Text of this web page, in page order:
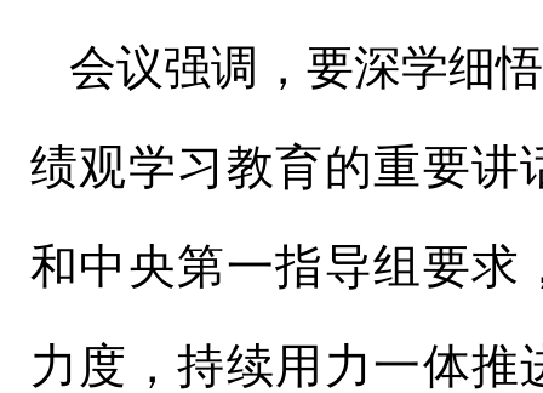
会议强调，要深学细
绩观学习教育的重要讲
和中央第一指导组要求
力度，持续用力一体